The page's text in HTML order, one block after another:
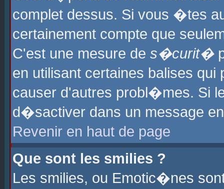
complet dessus. Si vous �tes
certainement compte que
C'est une mesure de s�curit�
en utilisant certaines balises
causer d'autres probl�mes. Si
d�sactiver dans un message
Revenir en haut de page
Que sont les smilies ?
Les smilies, ou Emotic�nes